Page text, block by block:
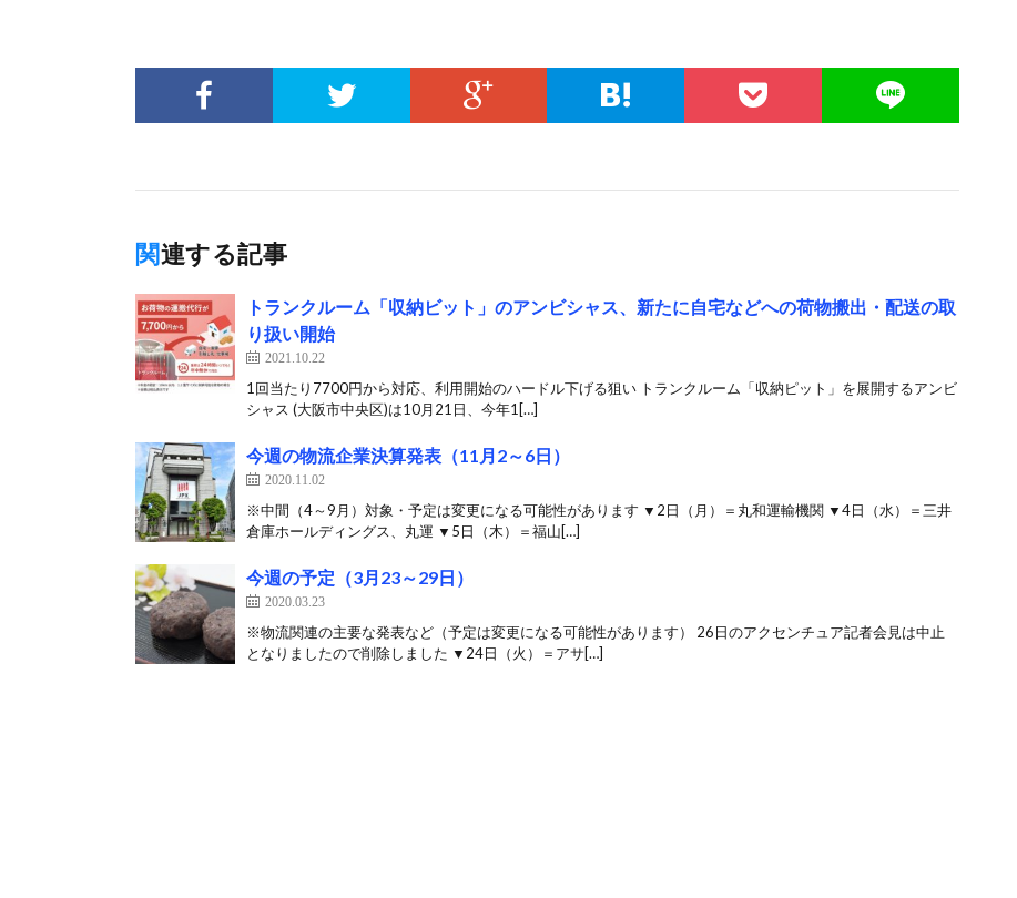
関連する記事
トランクルーム「収納ビット」のアンビシャス、新たに自宅などへの荷物搬出・配送の取
り扱い開始
2021.10.22
1回当たり7700円から対応、利用開始のハードル下げる狙い トランクルーム「収納ピット」を展開するアンビ
シャス (大阪市中央区)は10月21日、今年1[…]
今週の物流企業決算発表（11月2～6日）
2020.11.02
※中間（4～9月）対象・予定は変更になる可能性があります ▼2日（月）＝丸和運輸機関 ▼4日（水）＝三井
倉庫ホールディングス、丸運 ▼5日（木）＝福山[…]
今週の予定（3月23～29日）
2020.03.23
※物流関連の主要な発表など（予定は変更になる可能性があります） 26日のアクセンチュア記者会見は中止
となりましたので削除しました ▼24日（火）＝アサ[…]